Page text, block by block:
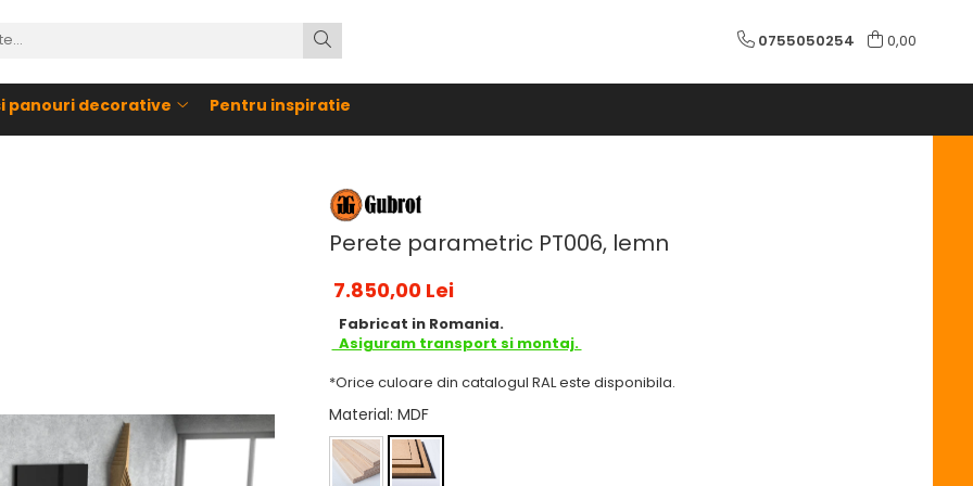
0755050254 0,00
panouri decorative Pentru inspiratie
Perete parametric PT006, lemn
7.850,00 Lei
Fabricat in Romania.
Asiguram transport si montaj.
*Orice culoare din catalogul RAL este disponibila.
Material: MDF